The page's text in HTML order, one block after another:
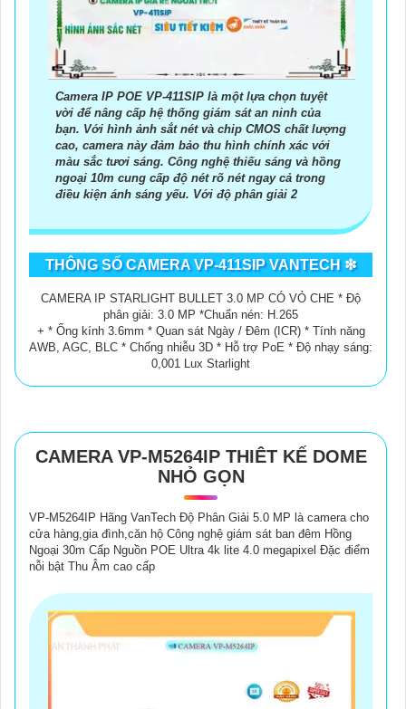
Xem xét giá cả: Xác định ngân sách của bạn để chọn camera
kim loại phù hợp với túi tiền.
Hy vọng những gợi ý trên sẽ giúp bạn chọn lựa được một chiếc
camera kim loại hoàn hảo.
Camera IP POE VP-411SIP là một lựa chọn tuyệt
vời để nâng cấp hệ thống giám sát an ninh của
bạn. Với hình ảnh sắt nét và chip CMOS chất lượng
cao, camera này đảm bảo thu hình chính xác với
màu sắc tươi sáng. Công nghệ thiếu sáng và hồng
ngoại 10m cung cấp độ nét rõ nét ngay cả trong
điều kiện ánh sáng yếu. Với độ phân giải 2
THÔNG SỐ CAMERA VP-411SIP VANTECH ❇
CAMERA IP STARLIGHT BULLET 3.0 MP CÓ VỎ CHE * Độ
phân giải: 3.0 MP *Chuẩn nén: H.265
+ * Ống kính 3.6mm * Quan sát Ngày / Đêm (ICR) * Tính năng
AWB, AGC, BLC * Chống nhiễu 3D * Hỗ trợ PoE * Độ nhạy sáng:
0,001 Lux Starlight
CAMERA VP-M5264IP THIÊT KẾ DOME
NHỎ GỌN
VP-M5264IP Hãng VanTech Độ Phân Giải 5.0 MP là camera cho
cửa hàng,gia đình,căn hộ Công nghệ giám sát ban đêm Hồng
Ngoại 30m Cấp Nguồn POE Ultra 4k lite 4.0 megapixel Đặc điểm
nỗi bật Thu Âm cao cấp